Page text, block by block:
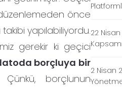
önce
yapılabiliyordu.
gerekir ki geçici
borçluya bir
Çünkü, borçlunun
22 Nisan
2 Nisan